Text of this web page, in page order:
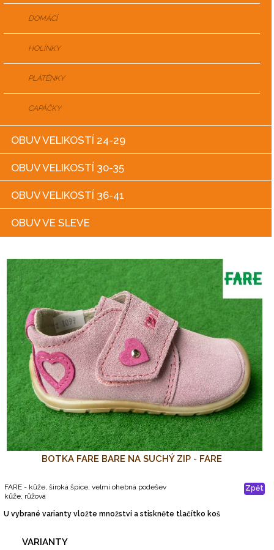
DOMÁCÍ
HOLÍNKY
PLÁTĚNKY
CAPÁČKY
OBUV VELIKOSTÍ 24-29
OBUV VELIKOSTÍ 30-35
OBUV VELIKOSTÍ 36-41
OBUV VE SLEVE
BOTKA FARE BARE NA SUCHÝ ZIP - FARE
Zpět
FARE - kůže, široká špice, velmi ohebná podešev
kůže, růžová
U vybrané varianty vložte množství a stiskněte tlačítko koš
VARIANTY